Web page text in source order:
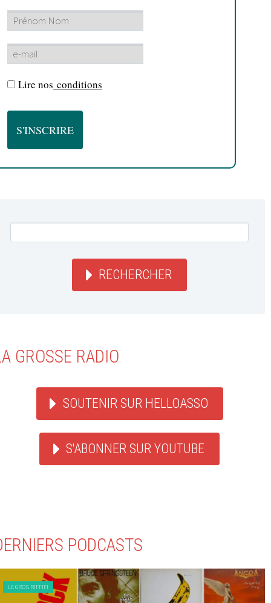
Lire nos conditions
RECHERCHER
GROSSE RADIO
SOUTENIR SUR HELLOASSO
S'ABONNER SUR YOUTUBE
PODCASTS
LE GROS RIFFIFI